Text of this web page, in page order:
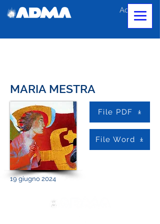
Accedi
MARIA MESTRA
File PDF
File Word
19 giugno 2024